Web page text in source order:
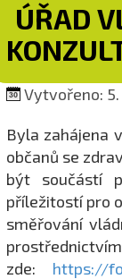
ÚŘAD
Vytvořeno: 5.
Byla zahájena
občanů se
být součástí
příležitostí pro
směřování
zde: https://